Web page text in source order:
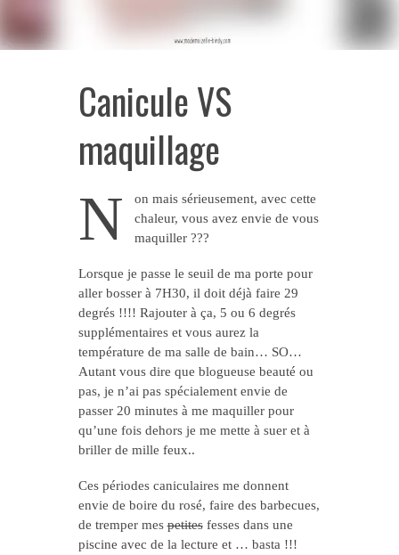
Canicule VS
maquillage
N
on mais sérieusement, avec cette
chaleur, vous avez envie de vous
maquiller ???
Lorsque je passe le seuil de ma porte pour
aller bosser à 7H30, il doit déjà faire 29
degrés !!!! Rajouter à ça, 5 ou 6 degrés
supplémentaires et vous aurez la
température de ma salle de bain… SO…
Autant vous dire que blogueuse beauté ou
pas, je n’ai pas spécialement envie de
passer 20 minutes à me maquiller pour
qu’une fois dehors je me mette à suer et à
briller de mille feux..
Ces périodes caniculaires me donnent
envie de boire du rosé, faire des barbecues,
de tremper mespetitesfesses dans une
piscine avec de la lecture et … basta !!!